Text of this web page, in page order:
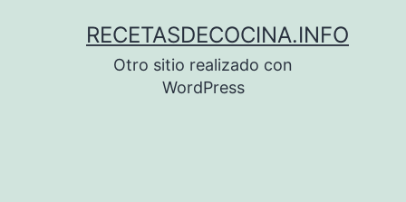
RECETASDECOCINA.INFO
Otro sitio realizado con
WordPress